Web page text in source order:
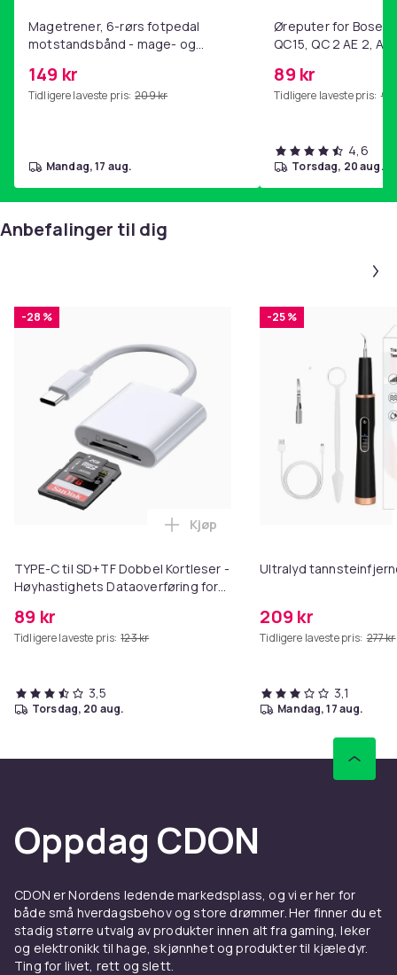
Magetrener, 6-rørs fotpedal
motstandsbånd - mage- og
hjemmegymnastikk Purple
149 kr
Tidligere laveste pris: 209 kr
mandag, 17 aug.
Øreputer for Bose
QC15, QC 2 AE 2, AE
89 kr
Tidligere laveste pris: 99
4,6
torsdag, 20 aug.
Anbefalinger til dig
-28 %
TYPE-C til SD+TF Dobbel Kortleser -
Høyhastighets Dataoverføring for
HarmonyOS
89 kr
Tidligere laveste pris: 123 kr
Legg TYPE-C til SD+TF Dobbel
Kjøp
3,5
torsdag, 20 aug.
-25 %
Ultralyd
209 kr
Tidligere laveste pris: 277 kr
3,1
mandag, 17 aug.
Oppdag CDON
CDON er Nordens ledende markedsplass, og vi er her for
både små hverdagsbehov og store drømmer. Her finner du et
stadig større utvalg av produkter innen alt fra gaming, leker
og elektronikk til hage, skjønnhet og produkter til kjæledyr.
Ting for livet, rett og slett.